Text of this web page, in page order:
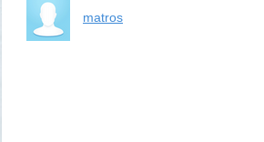
matros